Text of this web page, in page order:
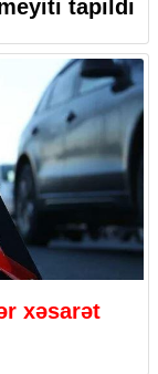
tapıldı
xəsarət